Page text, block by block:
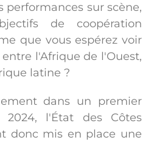
performances sur scène,
de coopération
que vous espérez voir
l'Afrique de l'Ouest,
latine ?
dans un premier
l'État des Côtes
donc mis en place une